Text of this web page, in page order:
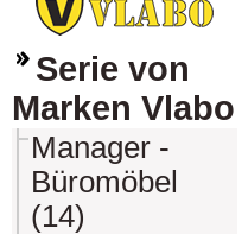
Serie von
Marken Vlabo
Manager -
Büromöbel
(14)